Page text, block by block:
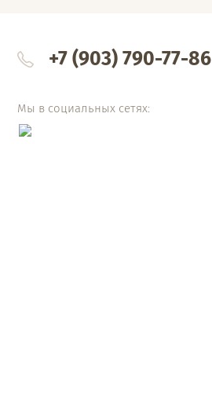
+7 (903) 790-77-86
Мы в социальных сетях: